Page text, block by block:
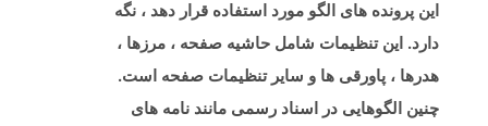
این پرونده های الگو مورد استفاده قرار دهد ، نگه
دارد. این تنظیمات شامل حاشیه صفحه ، مرزها ،
هدرها ، پاورقی ها و سایر تنظیمات صفحه است.
چنین الگوهایی در اسناد رسمی مانند نامه های